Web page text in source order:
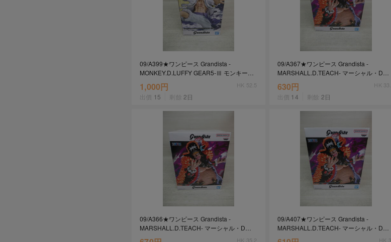
09/A399★ワンピース Grandista -
MONKEY.D.LUFFY GEAR5-Ⅲ モンキー・
D・ルフィ ギア5★フィギュア★ニカ★バ
ンダイ★プライズ★未開封品
1,000円 HK 52.5
出價 15 剩餘 2日
09/A367★ワンピース Grandista -
MARSHALL.D.TEACH- マーシャル・D・
ティーチ★黒ひげ★フィギュア★バンプレ
スト★プライズ★未開封品
630円 HK 33.1
出價 14 剩餘 2日
09/A366★ワンピース Grandista -
MARSHALL.D.TEACH- マーシャル・D・
ティーチ★黒ひげ★フィギュア★バンプレ
HK 35.2
09/A407★ワンピース Grandista -
MARSHALL.D.TEACH- マーシャル・D・
ティーチ★黒ひげ★フィギュア★バンプレ
HK 32